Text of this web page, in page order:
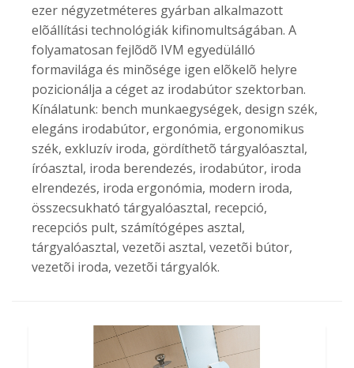
ezer négyzetméteres gyárban alkalmazott
elõállítási technológiák kifinomultságában. A
folyamatosan fejlõdõ IVM egyedülálló
formavilága és minõsége igen elõkelõ helyre
pozicionálja a céget az irodabútor szektorban.
Kínálatunk: bench munkaegységek, design szék,
elegáns irodabútor, ergonómia, ergonomikus
szék, exkluzív iroda, gördíthetõ tárgyalóasztal,
íróasztal, iroda berendezés, irodabútor, iroda
elrendezés, iroda ergonómia, modern iroda,
összecsukható tárgyalóasztal, recepció,
recepciós pult, számítógépes asztal,
tárgyalóasztal, vezetõi asztal, vezetõi bútor,
vezetõi iroda, vezetõi tárgyalók.